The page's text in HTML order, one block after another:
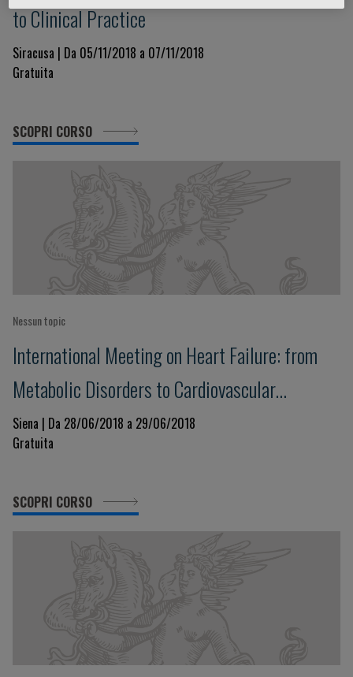
to Clinical Practice
Siracusa | Da 05/11/2018 a 07/11/2018
Gratuita
SCOPRI CORSO
Nessun topic
International Meeting on Heart Failure: from
Metabolic Disorders to Cardiovascular
Dysfunction
Siena | Da 28/06/2018 a 29/06/2018
Gratuita
SCOPRI CORSO